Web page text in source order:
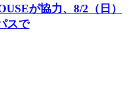
が協力、8/2（日）
スで